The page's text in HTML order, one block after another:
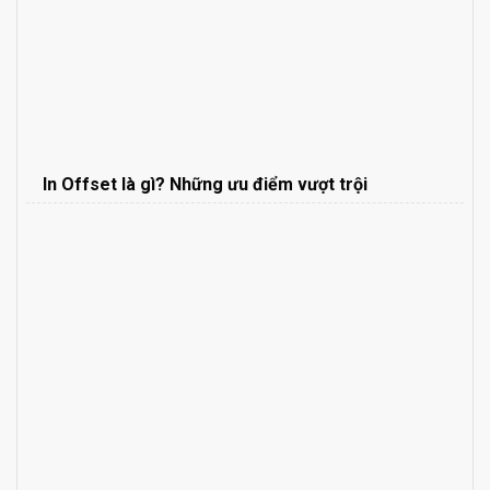
In Offset là gì? Những ưu điểm vượt trội